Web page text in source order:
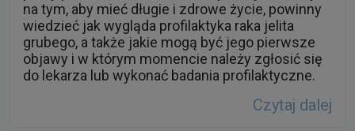
objawy i w którym momencie należy zgłosić się
do lekarza lub wykonać badania profilaktyczne.
Czytaj dalej